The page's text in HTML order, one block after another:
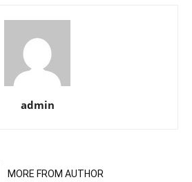
admin
MORE FROM AUTHOR